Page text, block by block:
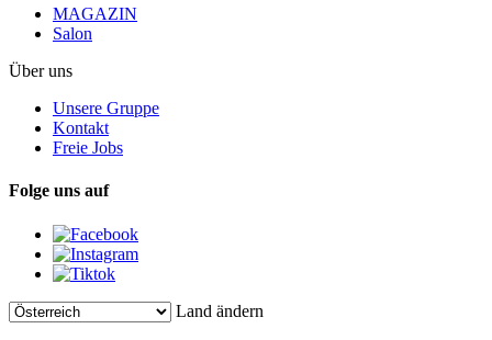
MAGAZIN
Salon
Über uns
Unsere Gruppe
Kontakt
Freie Jobs
Folge uns auf
Land ändern